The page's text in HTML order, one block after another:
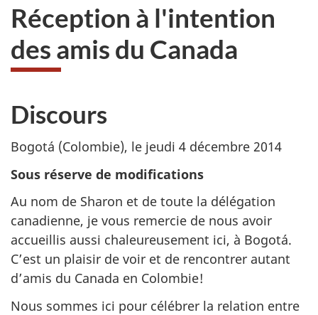
ici :
Réception à l'intention
des amis du Canada
Discours
Bogotá (Colombie), le jeudi 4 décembre 2014
Sous réserve de modifications
Au nom de Sharon et de toute la délégation
canadienne, je vous remercie de nous avoir
accueillis aussi chaleureusement ici, à Bogotá.
C’est un plaisir de voir et de rencontrer autant
d’amis du Canada en Colombie!
Nous sommes ici pour célébrer la relation entre